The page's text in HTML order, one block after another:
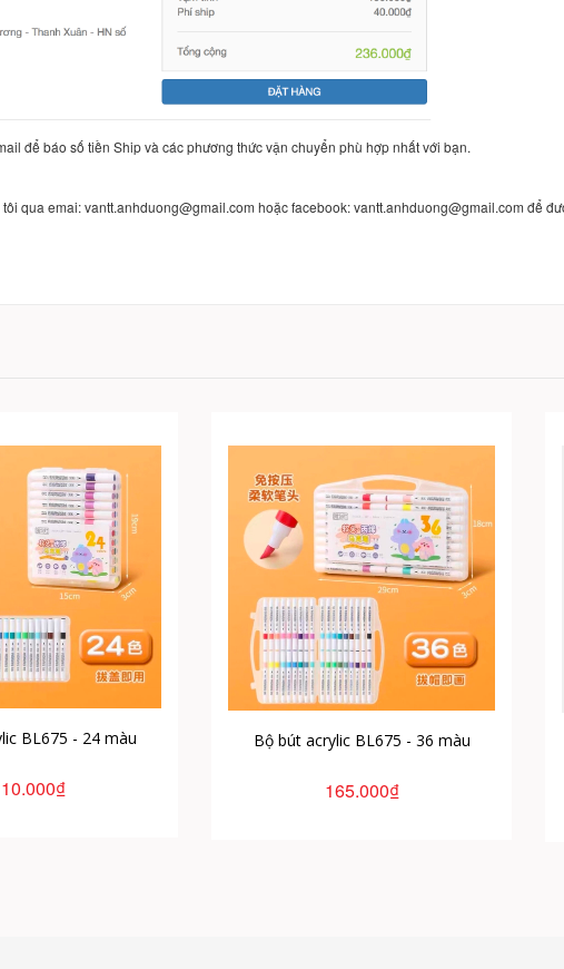
để báo số tiền Ship và các phương thức vận chuyển phù hợp nhất với bạn.
qua emai: vantt.anhduong@gmail.com hoặc facebook: vantt.anhduong@gmail.com để
BL675 - 24 màu Bộ bút acrylic BL675 - 36 màu
165.000₫